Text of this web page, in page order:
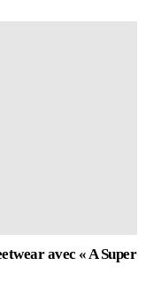
avec « A Super